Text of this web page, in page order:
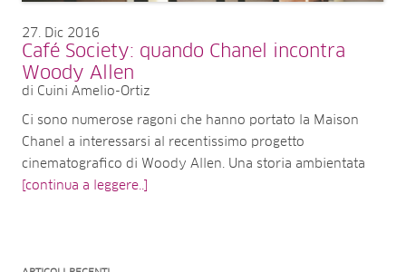
27 Dic 2016
Café Society: quando Chanel incontra
Woody Allen
di Cuini Amelio-Ortiz
Ci sono numerose ragoni che hanno portato la Maison
Chanel a interessarsi al recentissimo progetto
cinematografico di Woody Allen. Una storia ambientata
[continua a leggere..]